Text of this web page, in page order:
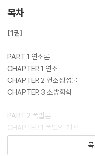
목차
[1권]
PART 1 연소론
CHAPTER 1 연소
CHAPTER 2 연소생성물
CHAPTER 3 소방화학
PART 2 폭발론
CHAPTER 1 폭발의 개관
CHAPTER 2 폭발의 분류
CHAPTER 3 대표적인 폭발현